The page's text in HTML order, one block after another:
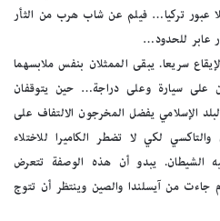
عبور تركيا… فيلم عن شاب هرب من الثأر
عابر للحدود…
سريعا. يبقى الممثلان بنفس ملابسهما
على سيارة وعلى دراجة… حين يتوقفان
الإسلامي يفضل المخرجون الالتفاف على
لكي لا تضطر الكاميرا للاختلاء
الشيطان. يبدو أن هذه الوصفة تتعرض
جاءت من آيسلندا والصين وينتظر أن تتوج